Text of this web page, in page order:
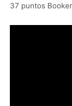
37 puntos